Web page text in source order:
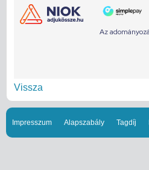
Vissza
Impresszum Alapszabály Tagdíj